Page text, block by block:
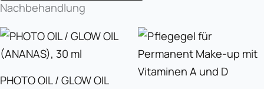
Nachbehandlung
PHOTO OIL / GLOW OIL